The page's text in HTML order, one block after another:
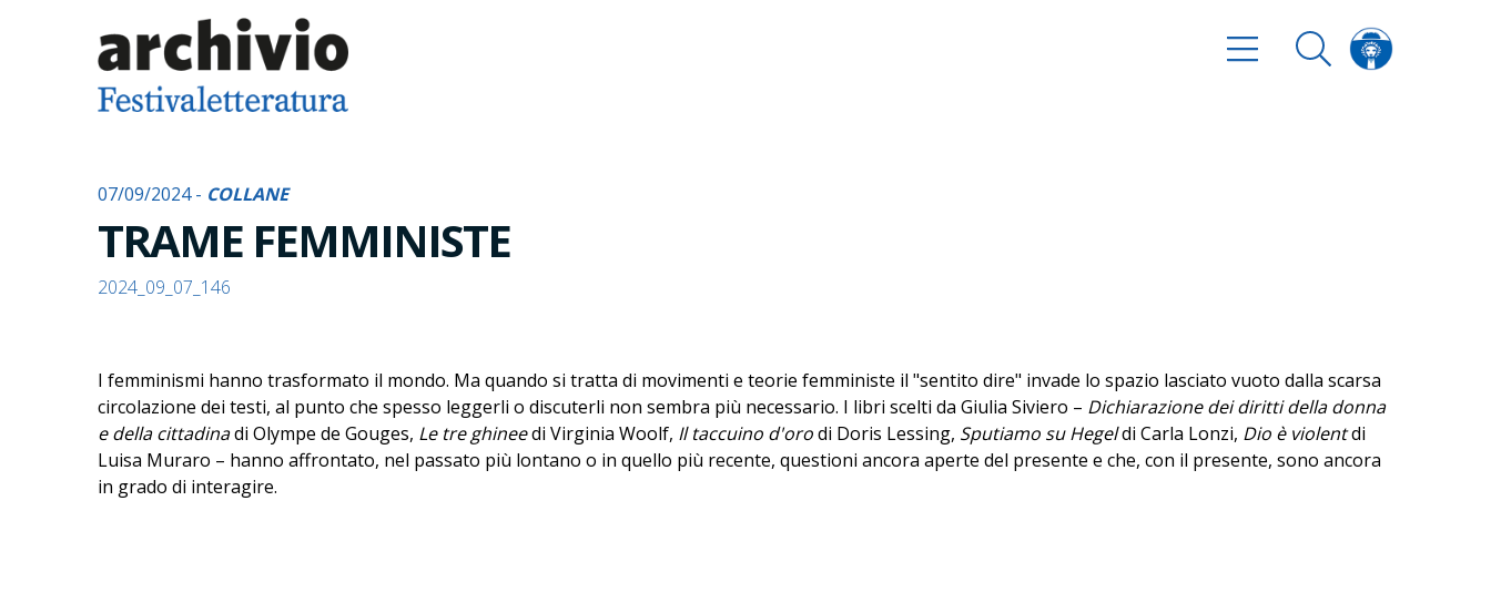
07/09/2024 - COLLANE
TRAME FEMMINISTE
2024_09_07_146
I femminismi hanno trasformato il mondo. Ma quando si tratta di movimenti e teorie femministe il "sentito dire" invade lo spazio lasciato vuoto dalla scarsa
circolazione dei testi, al punto che spesso leggerli o discuterli non sembra più necessario. I libri scelti da Giulia Siviero – Dichiarazione dei diritti della donna
e della cittadinadi Olympe de Gouges, Le tre ghineedi Virginia Woolf, Il taccuino d'orodi Doris Lessing, Sputiamo su Hegeldi Carla Lonzi, Dio è violentdi
Luisa Muraro – hanno affrontato, nel passato più lontano o in quello più recente, questioni ancora aperte del presente e che, con il presente, sono ancora
in grado di interagire.